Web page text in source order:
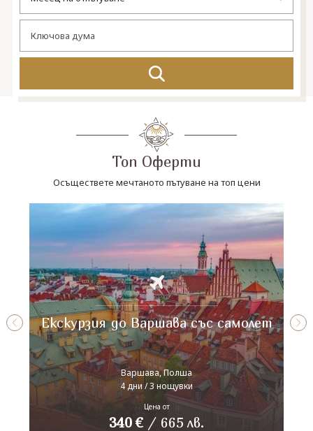
Топ Оферти
Осъществете мечтаното пътуване на топ цени
Екскурзия до Варшава със самолет
Варшава, Полша
4 дни / 3 нощувки
Цена от
340 € / 665 лв.